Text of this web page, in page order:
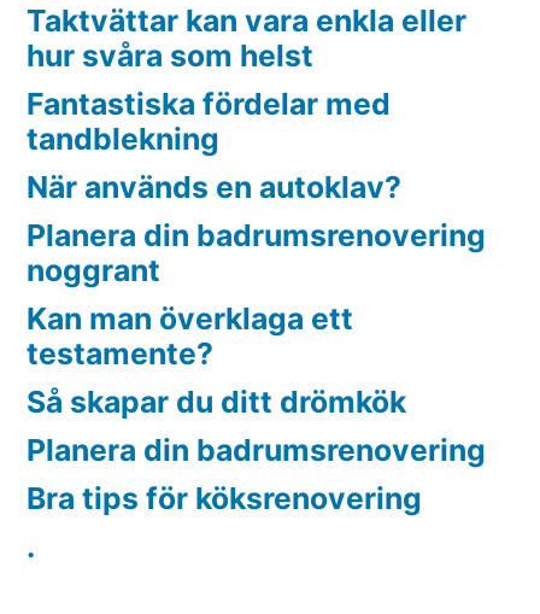
Taktvättar kan vara enkla eller
hur svåra som helst
Fantastiska fördelar med
tandblekning
När används en autoklav?
Planera din badrumsrenovering
noggrant
Kan man överklaga ett
testamente?
Så skapar du ditt drömkök
Planera din badrumsrenovering
Bra tips för köksrenovering
.